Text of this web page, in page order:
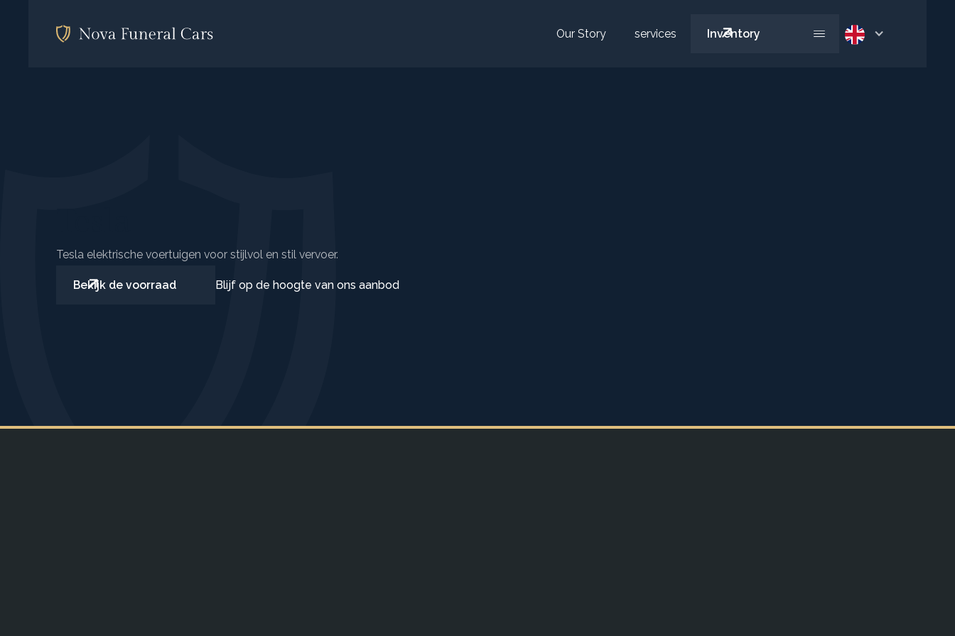
Our Story services Inventory
Tesla elektrische voertuigen voor stijlvol en stil vervoer.
Bekijk de voorraad Blijf op de hoogte van ons aanbod